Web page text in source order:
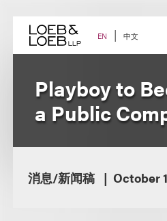
content EN 中文
Playboy to
a Public
消息/新闻稿 October